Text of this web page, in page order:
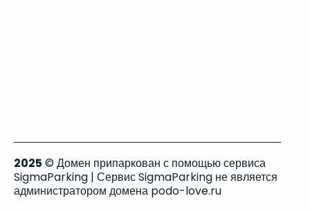
2025 © Домен припаркован с помощью сервиса
SigmaParking | Сервис SigmaParking не является
администратором домена podo-love.ru